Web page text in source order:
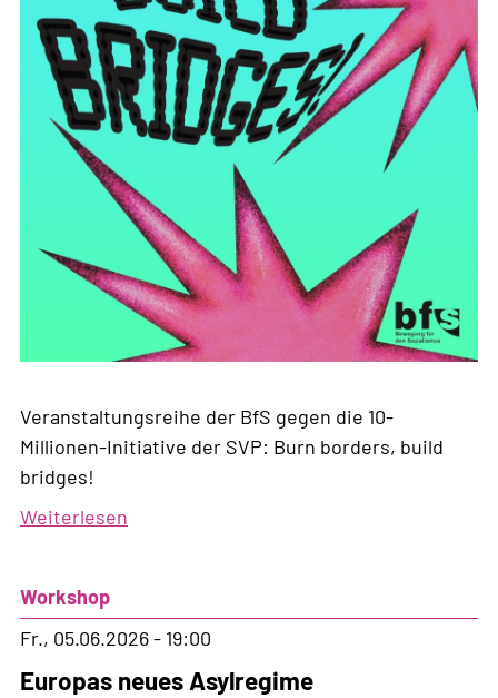
Veranstaltungsreihe der BfS gegen die 10-
Millionen-Initiative der SVP: Burn borders, build
bridges!
Weiterlesen
Workshop
Fr., 05.06.2026 - 19:00
Europas neues Asylregime